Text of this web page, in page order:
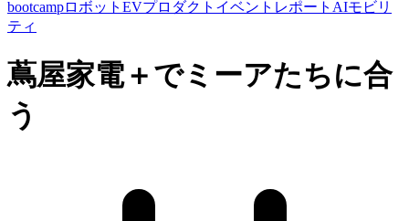
bootcampロボット EVプロダクト イベントレポート AIモビリ
ティ
蔦屋家電＋でミーアたちに合
う